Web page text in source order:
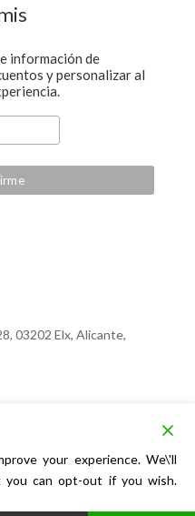
información de
y personalizar al
03202 Elx, Alicante,
your experience. We\'ll
you can opt-out if you wish.